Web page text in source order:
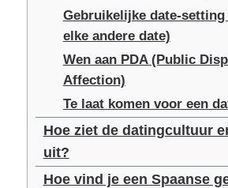
Gebruikelijke date-
elke andere date)
Wen aan PDA (Public
Affection)
Te laat komen voor een
Hoe ziet de datingcultuur
uit?
Hoe vind je een Spaanse